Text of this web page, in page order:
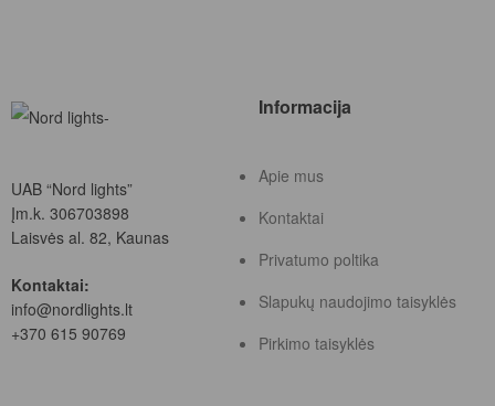
UAB “Nord lights”
Įm.k. 306703898
Laisvės al. 82, Kaunas
Kontaktai:
info@nordlights.lt
+370 615 90769
Informacija
Apie mus
Kontaktai
Privatumo poltika
Slapukų naudojimo taisyklės
Pirkimo taisyklės